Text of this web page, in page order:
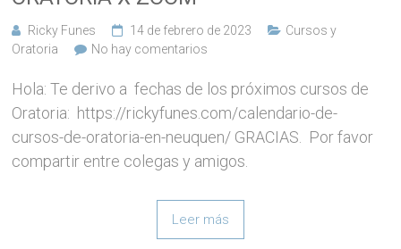
Ricky Funes 14 de febrero de 2023
Cursos y
Oratoria
No hay comentarios
Hola: Te derivo a fechas de los próximos cursos de
Oratoria: https://rickyfunes.com/calendario-de-
cursos-de-oratoria-en-neuquen/ GRACIAS. Por favor
compartir entre colegas y amigos.
Leer más